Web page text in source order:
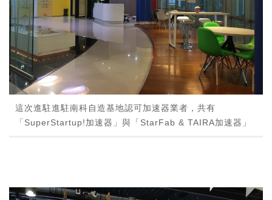
這次進駐進駐南科自造基地認可加速器業者，共有
「SuperStartup!加速器」與「StarFab & TAIRA加速器」